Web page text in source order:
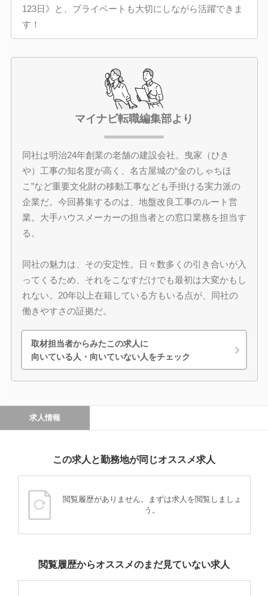
123日》と、プライベートも大切にしながら活躍できま
す！
マイナビ転職編集部より
同社は明治24年創業の老舗の建設会社。曳家（ひき
や）工事の知名度が高く、名古屋城の“金のしゃちほ
こ”など重要文化財の移動工事なども手掛ける実力派の
企業だ。今回募集するのは、地盤改良工事のルート営
業。大手ハウスメーカーの担当者との窓口業務を担当す
る。
同社の魅力は、その安定性。日々数多くの引き合いが入
ってくるため、それをこなすだけでも最初は大変かもし
れない。20年以上在籍している方もいる点が、同社の
働きやすさの証拠だ。
取材担当者からみたこの求人に
向いている人・向いていない人をチェック
求人情報
この求人と勤務地が同じオススメ求人
閲覧履歴がありません。まずは求人を閲覧しましょ
う。
閲覧履歴からオススメのまだ見ていない求人